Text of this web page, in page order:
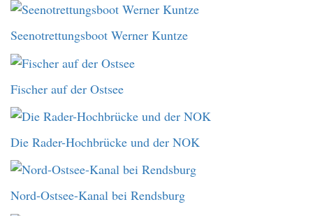
Seenotrettungsboot Werner Kuntze
Fischer auf der Ostsee
Die Rader-Hochbrücke und der NOK
Nord-Ostsee-Kanal bei Rendsburg